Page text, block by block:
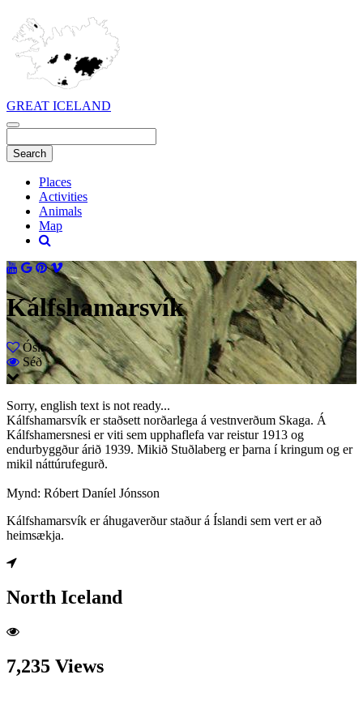
GREAT ICELAND
Places
Activities
Animals
Map
Kálfshamarsvík
Ósk
Séð
Sorry, english text is not ready...
Kálfshamarsvík er staðsett norðarlega á vestnverðum Skaga. Á
Kálfshamersnesi er viti sem upphaflefa var reistur 1913 og
endurbyggður árið 1939. Mikið Stuðlaberg er þarna í kringum og er
mikil náttúrufegurð.
Mynd: Róbert Daníel Jónsson
Kálfshamarsvík er áhugaverður staður á Íslandi sem vert er að
heimsækja.
North Iceland
7,235 Views